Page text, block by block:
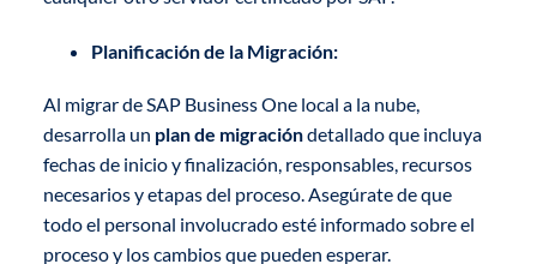
Planificación de la Migración:
Al migrar de SAP Business One local a la nube,
desarrolla un plan de migracióndetallado que incluya
fechas de inicio y finalización, responsables, recursos
necesarios y etapas del proceso. Asegúrate de que
todo el personal involucrado esté informado sobre el
proceso y los cambios que pueden esperar.